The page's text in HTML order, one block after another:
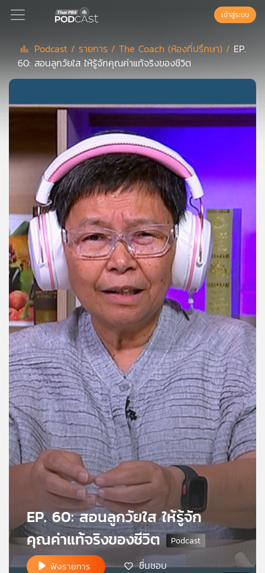
Podcast
เพล
แนะนำ
ย์
ลิ
สต์
ของ
คุณ
เพลง
บทความ
ข่าว
และ
กิจกรรม
เครือ
ข่าย
เข้าสู่ระบบ
Podcast / รายการ /The Coach (ห้องที่ปรึกษา) / EP.
60: สอนลูกวัยใส ให้รู้จักคุณค่าแท้จริงของชีวิต
EP. 60: สอนลูกวัยใส ให้รู้จัก
คุณค่าแท้จริงของชีวิต
ฟังรายการ ชื่นชอบ